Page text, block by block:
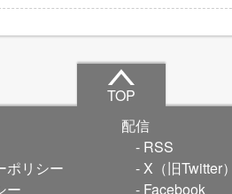
TOP
ポリシー
ー
配信
RSS
X（旧Twitter）
Facebook